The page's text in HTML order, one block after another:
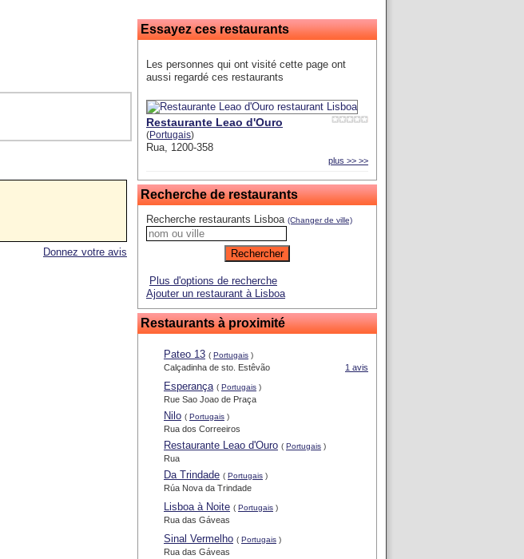
Essayez ces restaurants
Les personnes qui ont visité cette page ont
aussi regardé ces restaurants
Restaurante Leao d'Ouro
(Portugais)
Rua, 1200-358
plus >> >>
Recherche de restaurants
Recherche restaurants Lisboa (Changer de ville)
Plus d'options de recherche
Ajouter un restaurant à Lisboa
Restaurants à proximité
Pateo 13 ( Portugais )
1 avis
Calçadinha de sto. Estêvão
Esperança ( Portugais )
Rue Sao Joao de Praça
Nilo ( Portugais )
Rua dos Correeiros
Restaurante Leao d'Ouro ( Portugais )
Rua
Da Trindade ( Portugais )
Rúa Nova da Trindade
Lisboa à Noite ( Portugais )
Rua das Gáveas
Sinal Vermelho ( Portugais )
Rua das Gáveas
Donnez votre avis